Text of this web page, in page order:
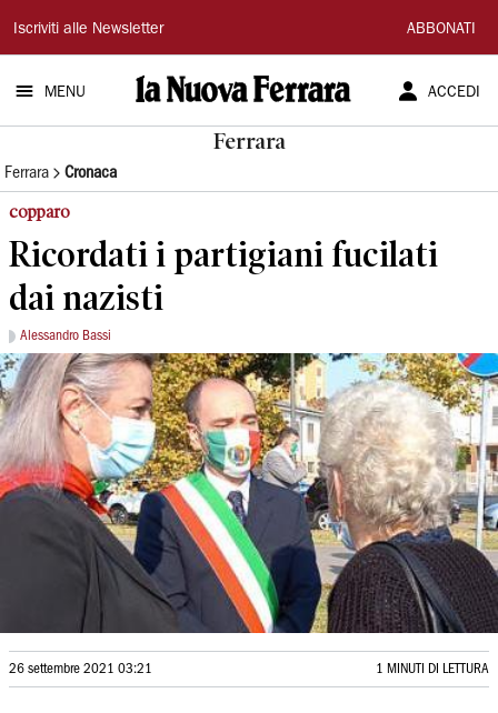
La
Nuova
Ferrara
Iscriviti alle Newsletter ABBONATI
MENU ACCEDI
Ferrara
Ferrara Cronaca
copparo
Ricordati i partigiani fucilati
dai nazisti
Alessandro Bassi
26 settembre 2021 03:21 1 MINUTI DI LETTURA